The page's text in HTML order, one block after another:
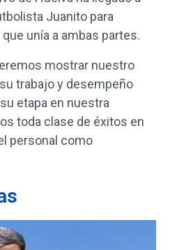
Juanito para
unía a ambas partes.
mostrar nuestro
trabajo y desempeño
etapa en nuestra
toda clase de éxitos en
personal como